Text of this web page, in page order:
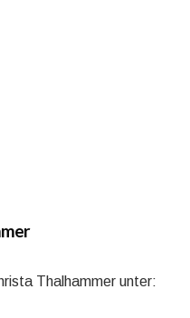
Thalhammer unter: